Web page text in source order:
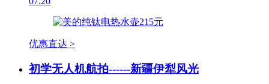
优惠直达 >
初学无人机航拍------新疆伊犁风光